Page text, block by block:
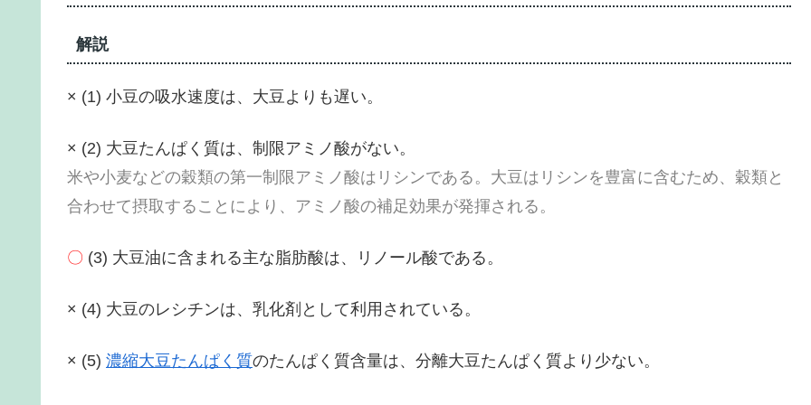
解説
× (1) 小豆の吸水速度は、大豆よりも遅い。
× (2) 大豆たんぱく質は、制限アミノ酸がない。
米や小麦などの穀類の第一制限アミノ酸はリシンである。大豆はリシンを豊富に含むため、穀類と
合わせて摂取することにより、アミノ酸の補足効果が発揮される。
〇 (3) 大豆油に含まれる主な脂肪酸は、リノール酸である。
× (4) 大豆のレシチンは、乳化剤として利用されている。
× (5) 濃縮大豆たんぱく質のたんぱく質含量は、分離大豆たんぱく質より少ない。